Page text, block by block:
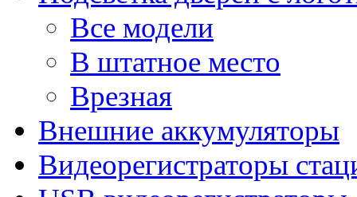
Все модели
В штатное место
Врезная
Внешние аккумуляторы
Видеорегистраторы